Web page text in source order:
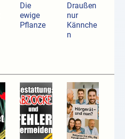
Die
ewige
Pflanze
Draußen
nur
Kännche
n